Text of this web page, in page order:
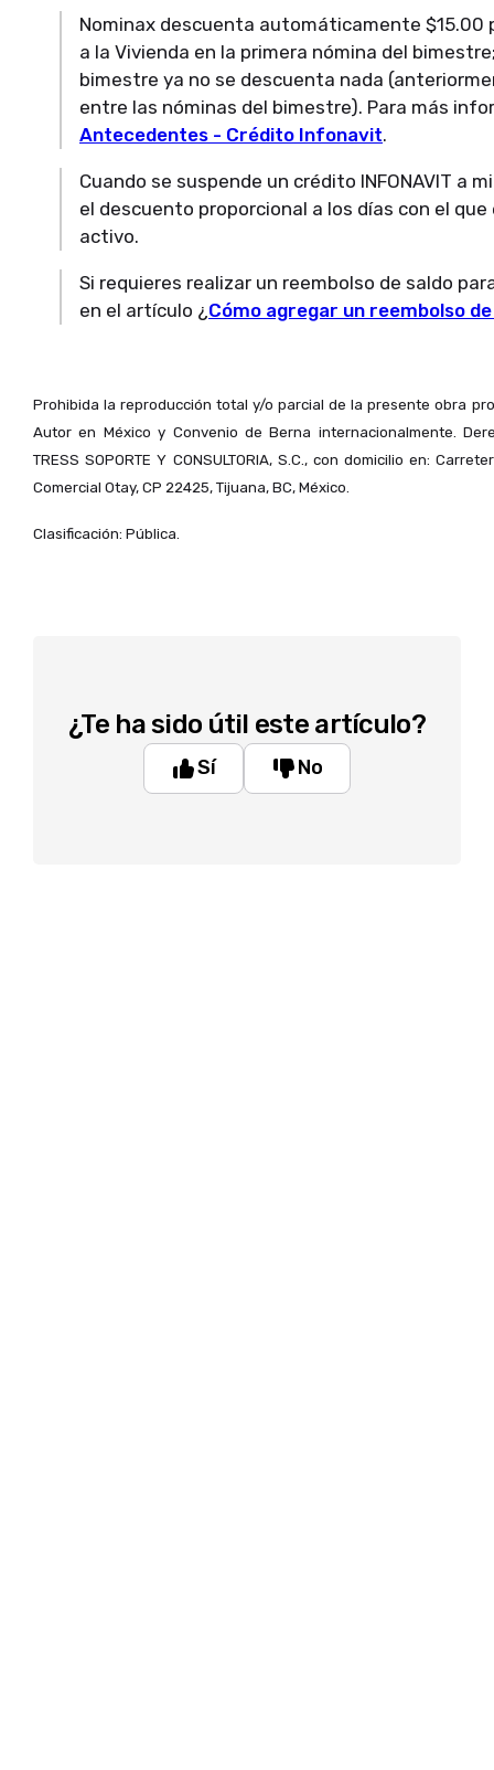
Nominax descuenta automáticamente $15.00
a la Vivienda en la primera nómina del
bimestre ya no se descuenta nada
entre las nóminas del bimestre). Para más
Antecedentes - Crédito Infonavit.
Cuando se suspende un crédito INFONAVIT a
el descuento proporcional a los días con el
activo.
Si requieres realizar un reembolso de saldo
en el artículo ¿ Cómo agregar un reembolso de
Prohibida la reproducción total y/o parcial de la presente obra
Autor en México y Convenio de Berna internacionalmente.
TRESS SOPORTE Y CONSULTORIA, S.C., con domicilio en:
Comercial Otay, CP 22425, Tijuana, BC, México.
Clasificación: Pública.
¿Te ha sido útil este artículo?
Sí No